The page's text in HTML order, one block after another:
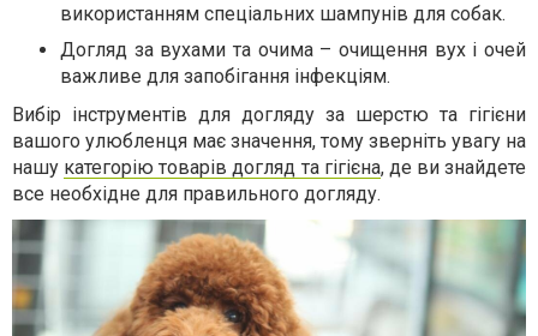
використанням спеціальних шампунів для собак.
Догляд за вухами та очима – очищення вух і очей
важливе для запобігання інфекціям.
Вибір інструментів для догляду за шерстю та гігієни
вашого улюбленця має значення, тому зверніть увагу на
нашу категорію товарів догляд та гігієна, де ви знайдете
все необхідне для правильного догляду.